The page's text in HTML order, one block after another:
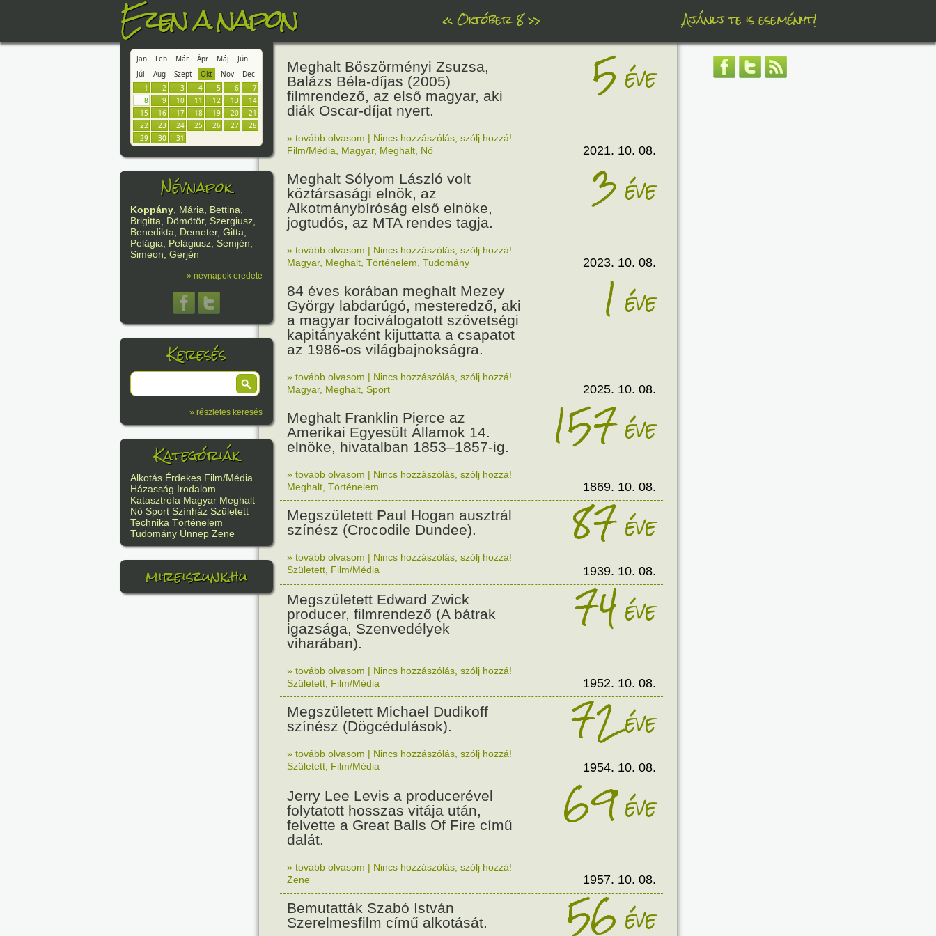
Ezen a napon «Október 8» Ajánlj te is eseményt!
Jan Feb Már Ápr Máj
Jún
Júl
Aug Szept Okt Nov
Dec
1
2 3 4 5 6
7
8
9 10 11 12 13
14
15
16 17 18 19 20
21
22
23 24 25 26 27
28
29
30 31
Névnapok
Koppány, Mária, Bettina,
Brigitta, Dömötör, Szergiusz,
Benedikta, Demeter, Gitta,
Pelágia, Pelágiusz, Semjén,
Simeon, Gerjén
» névnapok eredete
Keresés
» részletes keresés
Kategóriák
Alkotás Érdekes Film/Média
Házasság Irodalom
Katasztrófa Magyar Meghalt
Nő Sport Színház Született
Technika Történelem
Tudomány Ünnep Zene
mireiszunk.hu
Meghalt Böszörményi Zsuzsa,
Balázs Béla-díjas (2005)
filmrendező, az első magyar, aki
diák Oscar-díjat nyert.
5 éve
» tovább olvasom | Nincs hozzászólás, szólj hozzá!
Film/Média
Magyar, Meghalt Nő 2021. 10. 08.
Meghalt Sólyom László volt
köztársasági elnök, az
Alkotmánybíróság első elnöke,
jogtudós, az MTA rendes tagja.
3éve
» tovább olvasom | Nincs hozzászólás, szólj hozzá!
Magyar, Meghalt Történelem Tudomány 2023. 10. 08.
84 éves korában meghalt Mezey
György labdarúgó, mesteredző, aki
a magyar fociválogatott szövetségi
kapitányaként kijuttatta a csapatot
az 1986-os világbajnokságra.
1éve
» tovább olvasom | Nincs hozzászólás, szólj hozzá!
Magyar, Meghalt Sport 2025. 10. 08.
Meghalt Franklin Pierce az
Amerikai Egyesült Államok 14.
elnöke, hivatalban 1853–1857-ig.
157éve
» tovább olvasom | Nincs hozzászólás, szólj hozzá!
Meghalt Történelem 1869. 10. 08.
Megszületett Paul Hogan ausztrál
színész (Crocodile Dundee).
87éve
» tovább olvasom | Nincs hozzászólás, szólj hozzá!
Született Film/Média 1939. 10. 08.
Megszületett Edward Zwick
producer, filmrendező (A bátrak
igazsága, Szenvedélyek
viharában).
74éve
» tovább olvasom | Nincs hozzászólás, szólj hozzá!
Született Film/Média 1952. 10. 08.
Megszületett Michael Dudikoff
színész (Dögcédulások).
72éve
» tovább olvasom | Nincs hozzászólás, szólj hozzá!
Született Film/Média 1954. 10. 08.
Jerry Lee Levis a producerével
folytatott hosszas vitája után,
felvette a Great Balls Of Fire című
dalát.
69éve
» tovább olvasom | Nincs hozzászólás, szólj hozzá!
Zene
1957. 10. 08.
Bemutatták Szabó István
Szerelmesfilm című alkotását.
56éve